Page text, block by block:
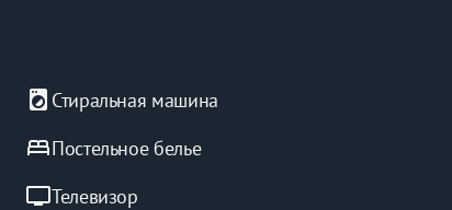
local_laundry_service Стиральная машина
bedПостельное белье
tvТелевизор